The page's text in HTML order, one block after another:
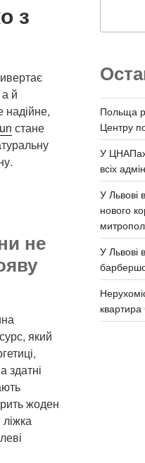
з
й
надійне,
стане
не
який
здатні
жоден
Польща
Центру
У ЦНАПах
всіх
У Львові
нового
У Львові